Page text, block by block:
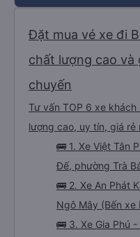
Đặt mua vé xe đi
chất lượng cao và
chuyến
Tư vấn TOP 6 xe
lượng cao, uy tín, giá
🚌 1. Xe Việt Tân
Đế, phường Trà
🚌 2. Xe An Phát
Ngô Mây (Bến xe
🚌 3. Xe Gia Phú